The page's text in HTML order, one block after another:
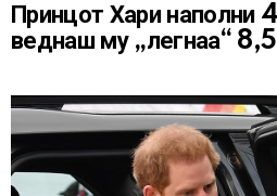
Принцот Хари наполни
веднаш му „легнаа“